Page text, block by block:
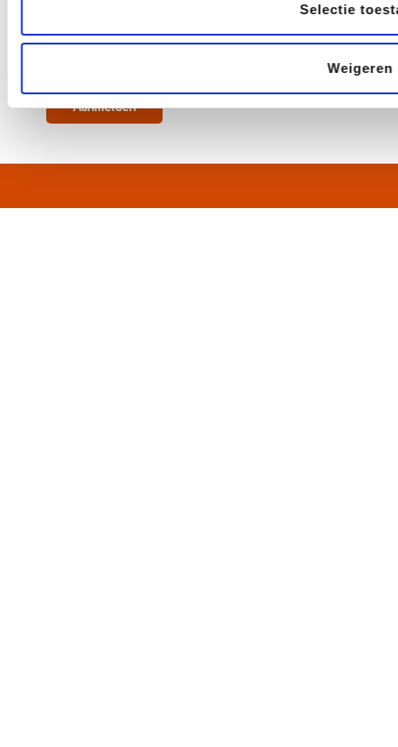
Selectie
Weigeren